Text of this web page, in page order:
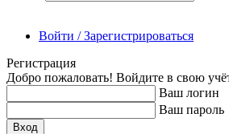
Войти / Зарегистрироваться
Регистрация
Добро пожаловать! Войдите в свою
Ваш логин
Ваш пароль